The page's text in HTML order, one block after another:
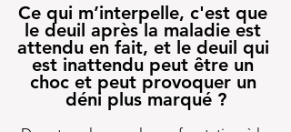
Ce qui m’interpelle, c'est que
le deuil après la maladie est
attendu en fait, et le deuil qui
est inattendu peut être un
choc et peut provoquer un
déni plus marqué ?‍